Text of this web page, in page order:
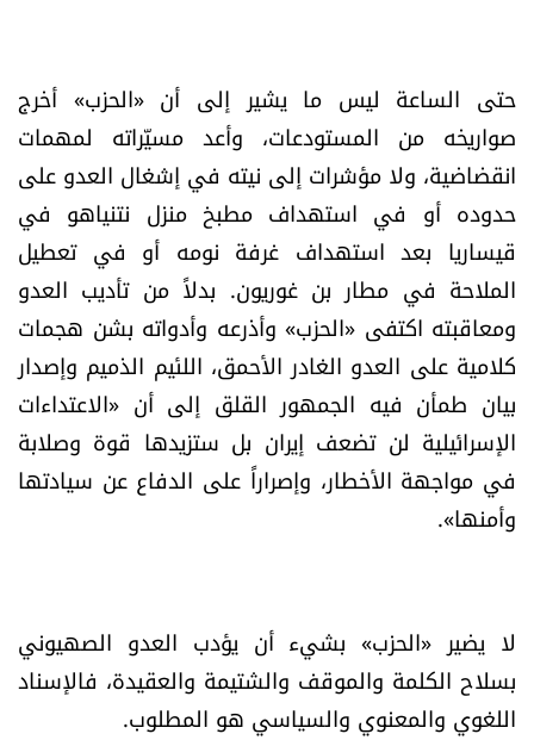
حتى الساعة ليس ما يشير إلى أن «الحزب» أخرج
صواريخه من المستودعات، وأعد مسيّراته لمهمات
انقضاضية، ولا مؤشرات إلى نيته في إشغال العدو على
حدوده أو في استهداف مطبخ منزل نتنياهو في
قيساريا بعد استهداف غرفة نومه أو في تعطيل
الملاحة في مطار بن غوريون. بدلاً من تأديب العدو
ومعاقبته اكتفى «الحزب» وأذرعه وأدواته بشن هجمات
كلامية على العدو الغادر الأحمق، اللئيم الذميم وإصدار
بيان طمأن فيه الجمهور القلق إلى أن «الاعتداءات
الإسرائيلية لن تضعف إيران بل ستزيدها قوة وصلابة
في مواجهة الأخطار، وإصراراً على الدفاع عن سيادتها
وأمنها».
لا يضير «الحزب» بشيء أن يؤدب العدو الصهيوني
بسلاح الكلمة والموقف والشتيمة والعقيدة، فالإسناد
اللغوي والمعنوي والسياسي هو المطلوب.